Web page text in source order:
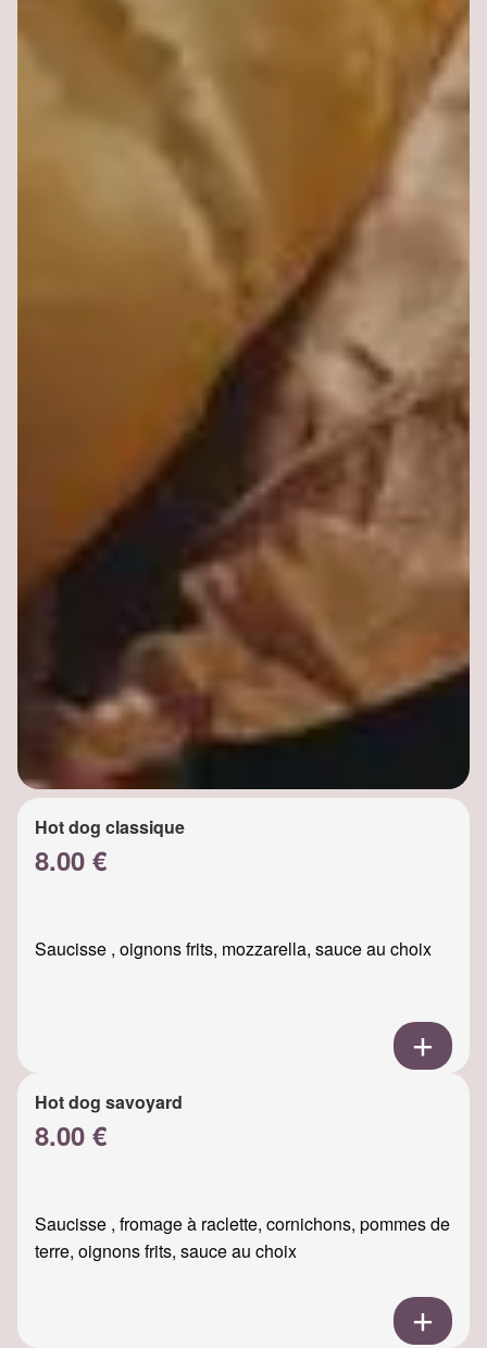
Hot dog classique
8.00 €
Saucisse , oignons frits, mozzarella, sauce au choix
Hot dog savoyard
8.00 €
Saucisse , fromage à raclette, cornichons, pommes de
terre, oignons frits, sauce au choix